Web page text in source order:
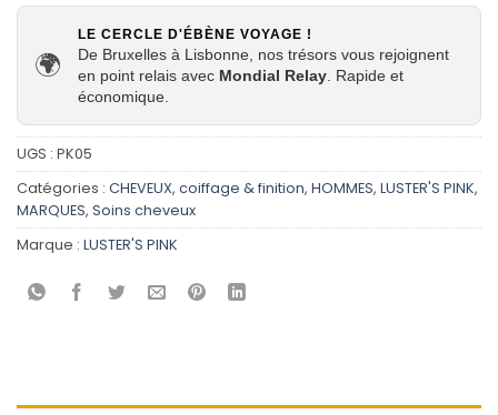
🌍
LE CERCLE D'ÉBÈNE VOYAGE !
De Bruxelles à Lisbonne, nos trésors vous rejoignent
en point relais avec Mondial Relay . Rapide et
économique.
UGS : PK05
Catégories : CHEVEUX, coiffage & finition, HOMMES, LUSTER'S PINK,
MARQUES, Soins cheveux
Marque : LUSTER'S PINK